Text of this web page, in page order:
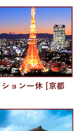
ョン一休 [京都